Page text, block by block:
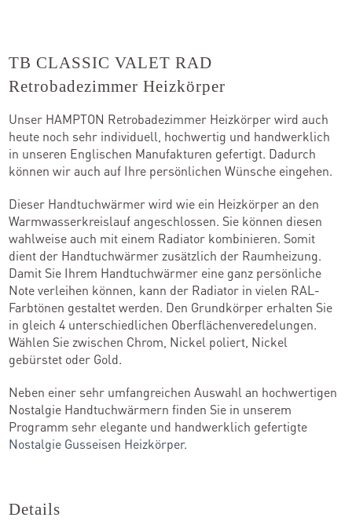
TB CLASSIC VALET RAD
Retrobadezimmer Heizkörper
Unser HAMPTON Retrobadezimmer Heizkörper wird auch
heute noch sehr individuell, hochwertig und handwerklich
in unseren Englischen Manufakturen gefertigt. Dadurch
können wir auch auf Ihre persönlichen Wünsche eingehen.
Dieser Handtuchwärmer wird wie ein Heizkörper an den
Warmwasserkreislauf angeschlossen. Sie können diesen
wahlweise auch mit einem Radiator kombinieren. Somit
dient der Handtuchwärmer zusätzlich der Raumheizung.
Damit Sie Ihrem Handtuchwärmer eine ganz persönliche
Note verleihen können, kann der Radiator in vielen RAL-
Farbtönen gestaltet werden. Den Grundkörper erhalten Sie
in gleich 4 unterschiedlichen Oberflächenveredelungen.
Wählen Sie zwischen Chrom, Nickel poliert, Nickel
gebürstet oder Gold.
Neben einer sehr umfangreichen Auswahl an hochwertigen
Nostalgie Handtuchwärmern finden Sie in unserem
Programm sehr elegante und handwerklich gefertigte
Nostalgie Gusseisen Heizkörper.
Details